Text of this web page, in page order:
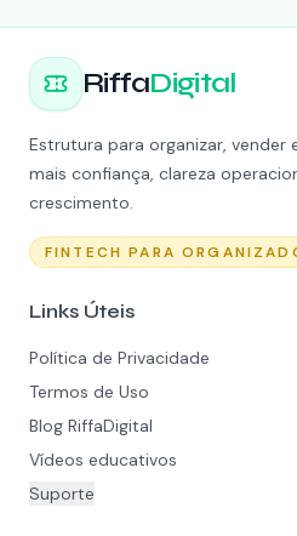
RiffaDigital
Estrutura para organizar, vender
mais confiança, clareza
crescimento.
FINTECH PARA
Links Úteis
Política de Privacidade
Termos de Uso
Blog RiffaDigital
Vídeos educativos
Suporte